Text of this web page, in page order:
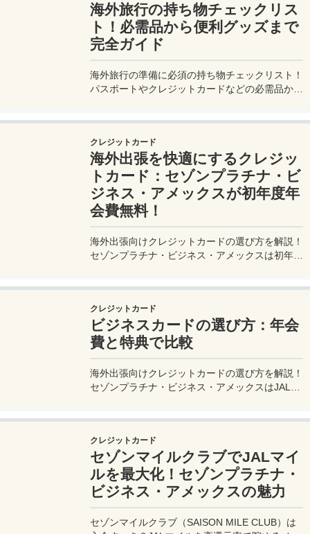
海外旅行の持ち物チェックリス
ト！必需品から便利グッズまで
完全ガイド
海外旅行の準備に必須の持ち物チェックリスト！
パスポートやクレジットカードなどの必需品か
ャートリップで今すぐチェック！
クレジットカード
海外出張を快適にするクレジッ
トカード：セゾンプラチナ・ビ
ジネス・アメックスが初年度年
会費無料！
海外出張向けクレジットカードの選び方を解説！
セゾンプラチナ・ビジネス・アメックスは初年度
クレジットカード
ビジネスカードの選び方：年会
費と特典で比較
海外出張向けクレジットカードの選び方を解説！
セゾンプラチナ・ビジネス・アメックスはJALマ
クレジットカード
セゾンマイルクラブでJALマイ
ルを最大化！セゾンプラチナ・
ビジネス・アメックスの魅力
セゾンマイルクラブ（SAISON MILE CLUB）は